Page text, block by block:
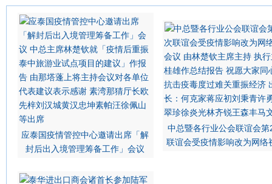
应泰国疫情管控中心邀请出席「解
封后出入境管理筹备工作」会议
中总暨各行业公会联谊会
联谊会受疫情影响改为网络